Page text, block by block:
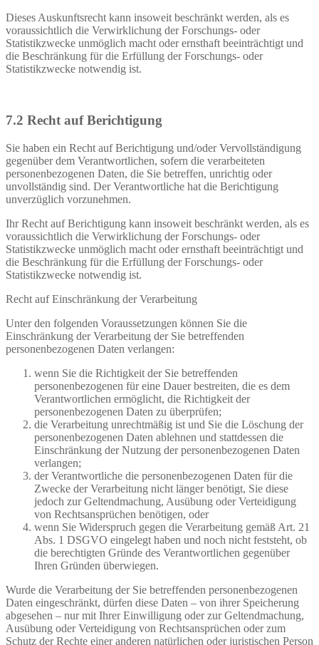
Dieses Auskunftsrecht kann insoweit beschränkt werden, als es
voraussichtlich die Verwirklichung der Forschungs- oder
Statistikzwecke unmöglich macht oder ernsthaft beeinträchtigt und
die Beschränkung für die Erfüllung der Forschungs- oder
Statistikzwecke notwendig ist.
7.2 Recht auf Berichtigung
Sie haben ein Recht auf Berichtigung und/oder Vervollständigung
gegenüber dem Verantwortlichen, sofern die verarbeiteten
personenbezogenen Daten, die Sie betreffen, unrichtig oder
unvollständig sind. Der Verantwortliche hat die Berichtigung
unverzüglich vorzunehmen.
Ihr Recht auf Berichtigung kann insoweit beschränkt werden, als es
voraussichtlich die Verwirklichung der Forschungs- oder
Statistikzwecke unmöglich macht oder ernsthaft beeinträchtigt und
die Beschränkung für die Erfüllung der Forschungs- oder
Statistikzwecke notwendig ist.
Recht auf Einschränkung der Verarbeitung
Unter den folgenden Voraussetzungen können Sie die
Einschränkung der Verarbeitung der Sie betreffenden
personenbezogenen Daten verlangen:
wenn Sie die Richtigkeit der Sie betreffenden
personenbezogenen für eine Dauer bestreiten, die es dem
Verantwortlichen ermöglicht, die Richtigkeit der
personenbezogenen Daten zu überprüfen;
die Verarbeitung unrechtmäßig ist und Sie die Löschung der
personenbezogenen Daten ablehnen und stattdessen die
Einschränkung der Nutzung der personenbezogenen Daten
verlangen;
der Verantwortliche die personenbezogenen Daten für die
Zwecke der Verarbeitung nicht länger benötigt, Sie diese
jedoch zur Geltendmachung, Ausübung oder Verteidigung
von Rechtsansprüchen benötigen, oder
wenn Sie Widerspruch gegen die Verarbeitung gemäß Art. 21
Abs. 1 DSGVO eingelegt haben und noch nicht feststeht, ob
die berechtigten Gründe des Verantwortlichen gegenüber
Ihren Gründen überwiegen.
Wurde die Verarbeitung der Sie betreffenden personenbezogenen
Daten eingeschränkt, dürfen diese Daten – von ihrer Speicherung
abgesehen – nur mit Ihrer Einwilligung oder zur Geltendmachung,
Ausübung oder Verteidigung von Rechtsansprüchen oder zum
Schutz der Rechte einer anderen natürlichen oder juristischen Person